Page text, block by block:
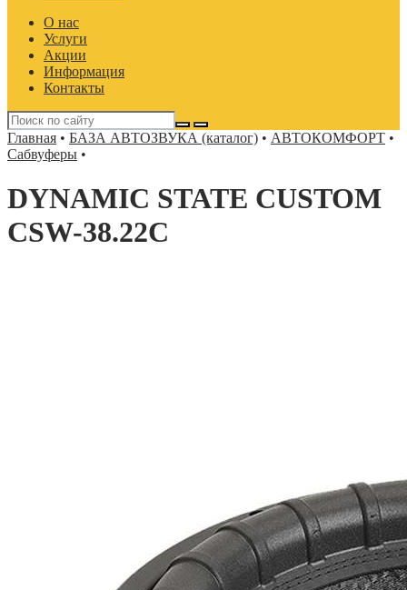
О нас
Услуги
Акции
Информация
Контакты
Главная • БАЗА АВТОЗВУКА (каталог) • АВТОКОМФОРТ •
Сабвуферы •
DYNAMIC STATE CUSTOM
CSW-38.22C